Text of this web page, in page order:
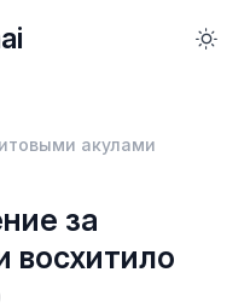
акулами
за
восхитило